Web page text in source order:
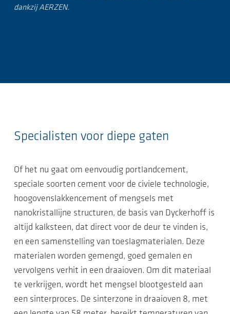
dankzij AERZEN.
Specialisten voor diepe gaten
Of het nu gaat om eenvoudig portlandcement,
speciale soorten cement voor de civiele technologie,
hoogovenslakkencement of mengsels met
nanokristallijne structuren, de basis van Dyckerhoff is
altijd kalksteen, dat direct voor de deur te vinden is,
en een samenstelling van toeslagmaterialen. Deze
materialen worden gemengd, goed gemalen en
vervolgens verhit in een draaioven. Om dit materiaal
te verkrijgen, wordt het mengsel blootgesteld aan
een sinterproces. De sinterzone in draaioven 8, met